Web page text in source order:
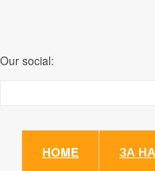
Our social:
HOME ЗА